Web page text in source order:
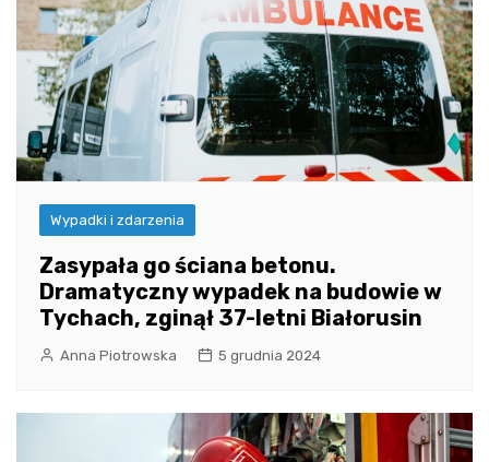
Wypadki i zdarzenia
Zasypała go ściana betonu.
Dramatyczny wypadek na budowie w
Tychach, zginął 37-letni Białorusin
Anna Piotrowska 5 grudnia 2024